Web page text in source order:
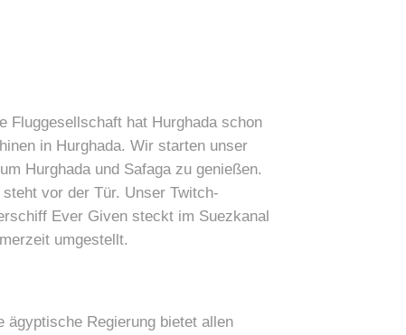
Fluggesellschaft hat Hurghada schon
in Hurghada. Wir starten unser
Hurghada und Safaga zu genießen.
vor der Tür. Unser Twitch-
Ever Given steckt im Suezkanal
umgestellt.
ägyptische Regierung bietet allen